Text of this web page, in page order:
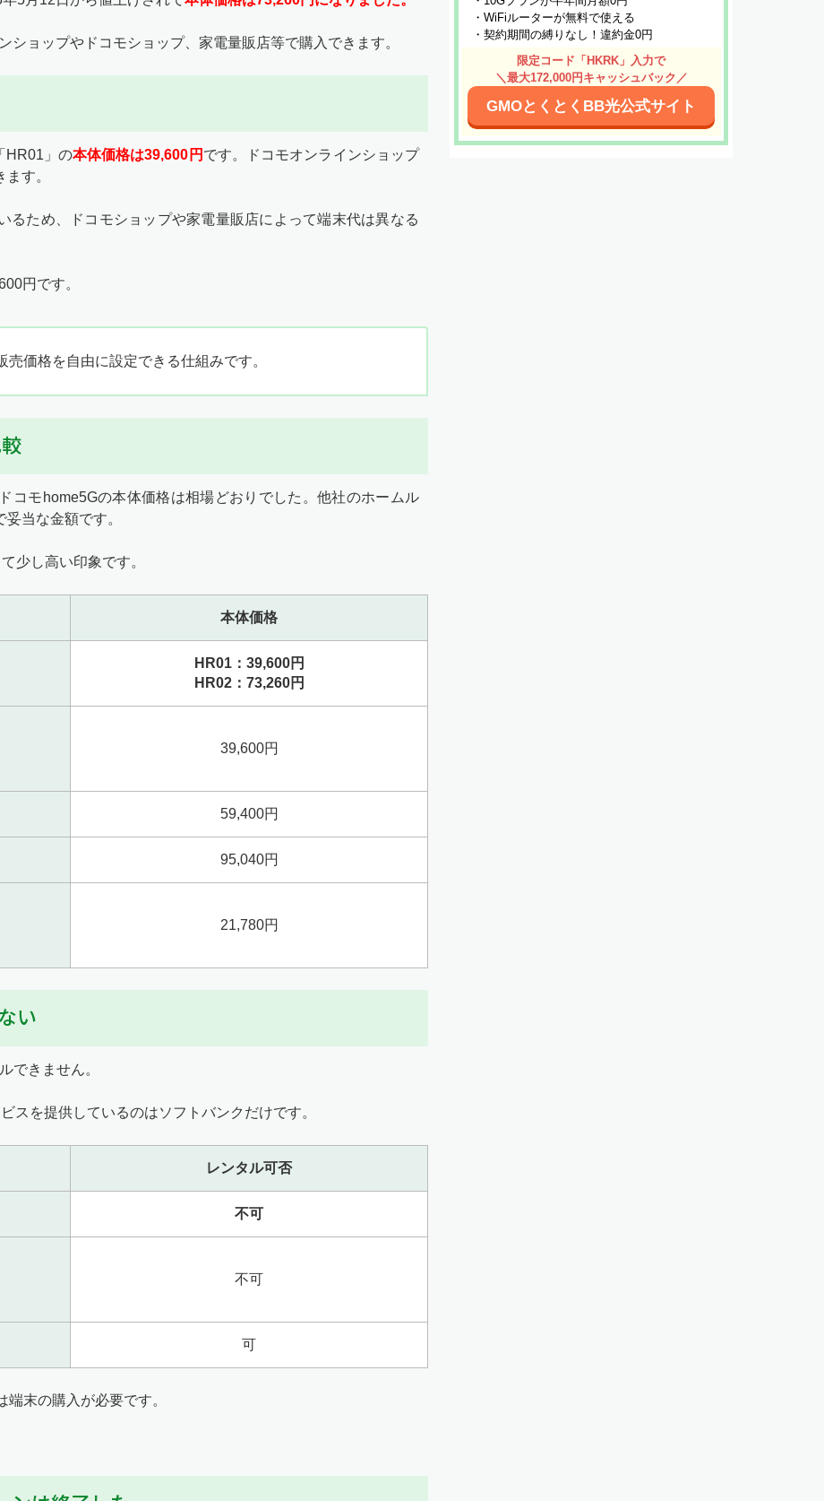
ショップやドコモショップ、家電量販店等で購入できます。
HR01」の本体価格は39,600円 です。ドコモオンラインショップ
す。
るため、ドコモショップや家電量販店によって端末代は異なる
円です。
価格を自由に設定できる仕組みです。
コモhome5Gの本体価格は相場どおりでした。他社のホームル
当な金額です。
少し高い印象です。
本体価格
HR01：39,600円
HR02：73,260円
39,600円
59,400円
95,040円
21,780円
い
できません。
スを提供しているのはソフトバンクだけです。
レンタル可否
不可
不可
可
末の購入が必要です。
・WiFiルーターが無料で使える
・契約期間の縛りなし！違約金0円
限定コード「HKRK」入力で
＼最大172,000円キャッシュバック／
GMOとくとくBB光公式サイト